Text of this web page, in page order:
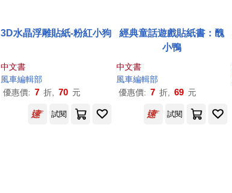
3D水晶浮雕貼紙-粉紅小狗
中文書
風車編輯部
優惠價: 7 折, 70 元
經典童話遊戲貼紙書：醜
小鴨
中文書
風車編輯部
優惠價: 7 折, 69 元
試閱 試閱